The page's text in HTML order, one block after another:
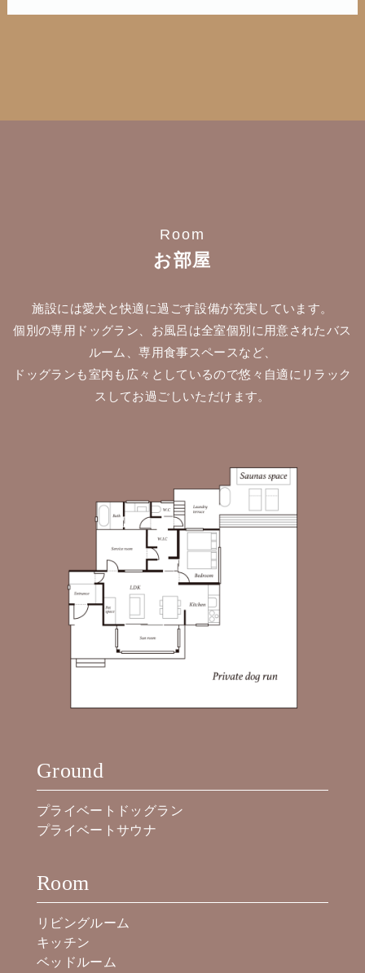
Room
お部屋
施設には愛犬と快適に過ごす設備が充実しています。
個別の専用ドッグラン、お風呂は全室個別に用意されたバス
ルーム、専用食事スペースなど、
ドッグランも室内も広々としているので悠々自適にリラック
スしてお過ごしいただけます。
Ground
プライベートドッグラン
プライベートサウナ
Room
リビングルーム
キッチン
ベッドルーム